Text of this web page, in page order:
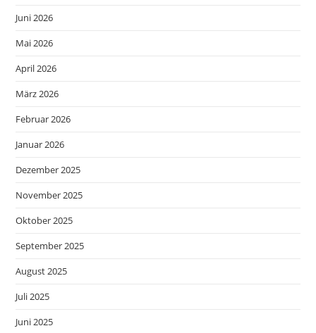
Juni 2026
Mai 2026
April 2026
März 2026
Februar 2026
Januar 2026
Dezember 2025
November 2025
Oktober 2025
September 2025
August 2025
Juli 2025
Juni 2025